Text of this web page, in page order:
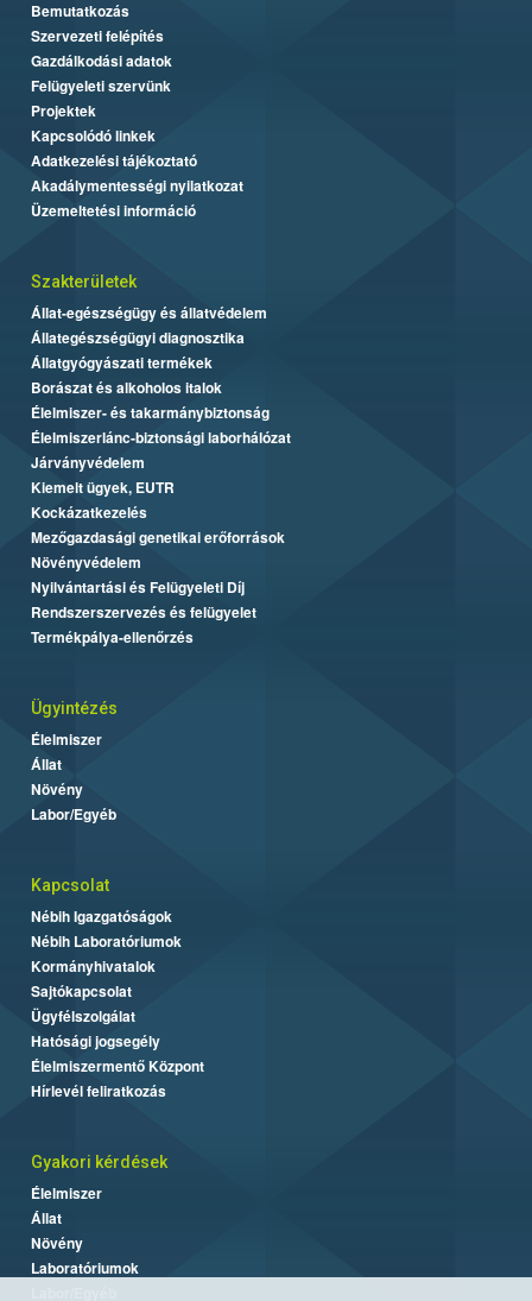
Bemutatkozás
Szervezeti felépítés
Gazdálkodási adatok
Felügyeleti szervünk
Projektek
Kapcsolódó linkek
Adatkezelési tájékoztató
Akadálymentességi nyilatkozat
Üzemeltetési információ
Szakterületek
Állat-egészségügy és állatvédelem
Állategészségügyi diagnosztika
Állatgyógyászati termékek
Borászat és alkoholos italok
Élelmiszer- és takarmánybiztonság
Élelmiszerlánc-biztonsági laborhálózat
Járványvédelem
Kiemelt ügyek, EUTR
Kockázatkezelés
Mezőgazdasági genetikai erőforrások
Növényvédelem
Nyilvántartási és Felügyeleti Díj
Rendszerszervezés és felügyelet
Termékpálya-ellenőrzés
Ügyintézés
Élelmiszer
Állat
Növény
Labor/Egyéb
Kapcsolat
Nébih Igazgatóságok
Nébih Laboratóriumok
Kormányhivatalok
Sajtókapcsolat
Ügyfélszolgálat
Hatósági jogsegély
Élelmiszermentő Központ
Hírlevél feliratkozás
Gyakori kérdések
Élelmiszer
Állat
Növény
Laboratóriumok